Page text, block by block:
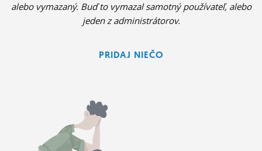
STATUSY
MÔJ PROFIL
NASTAVENIA
alebo vymazaný. Buď to vymazal samotný používateľ, alebo
jeden z administrátorov.
PRIDAJ NIEČO